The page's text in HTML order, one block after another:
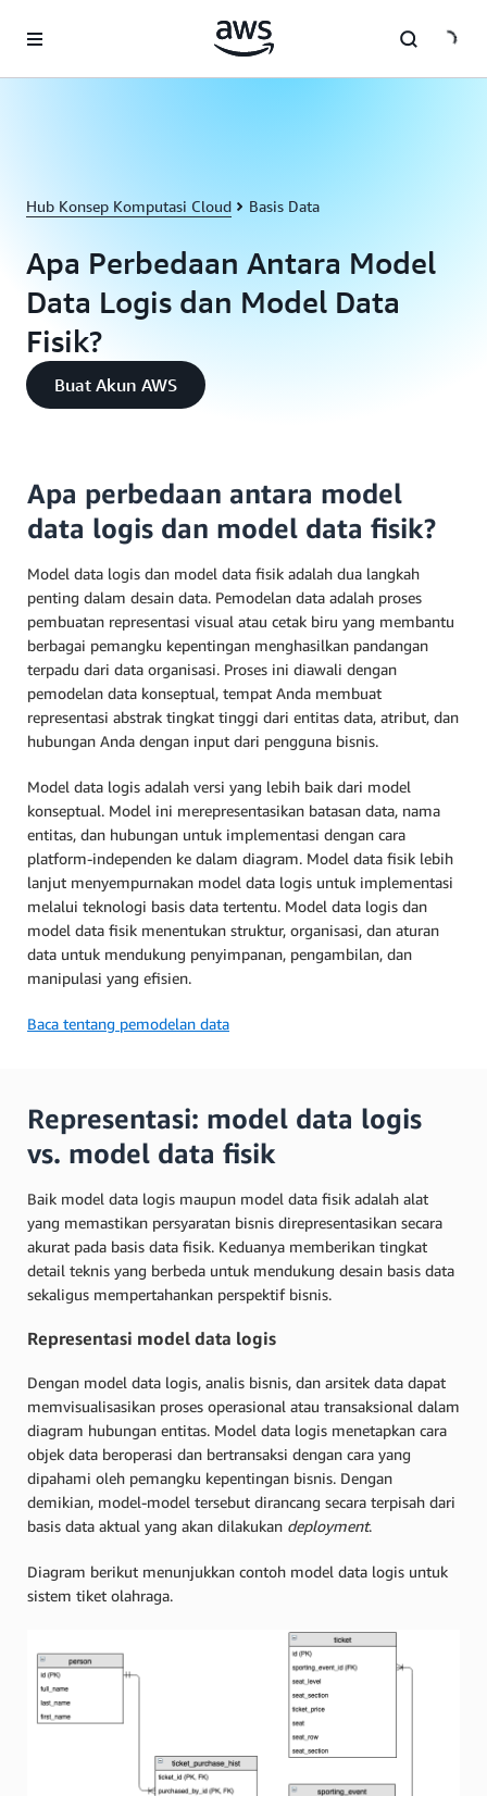
Hub Konsep Komputasi Cloud Basis Data
Apa Perbedaan Antara Model
Data Logis dan Model Data
Fisik?
Buat Akun AWS
Apa perbedaan antara model
data logis dan model data fisik?
Model data logis dan model data fisik adalah dua langkah
penting dalam desain data. Pemodelan data adalah proses
pembuatan representasi visual atau cetak biru yang membantu
berbagai pemangku kepentingan menghasilkan pandangan
terpadu dari data organisasi. Proses ini diawali dengan
pemodelan data konseptual, tempat Anda membuat
representasi abstrak tingkat tinggi dari entitas data, atribut, dan
hubungan Anda dengan input dari pengguna bisnis.
Model data logis adalah versi yang lebih baik dari model
konseptual. Model ini merepresentasikan batasan data, nama
entitas, dan hubungan untuk implementasi dengan cara
platform-independen ke dalam diagram. Model data fisik lebih
lanjut menyempurnakan model data logis untuk implementasi
melalui teknologi basis data tertentu. Model data logis dan
model data fisik menentukan struktur, organisasi, dan aturan
data untuk mendukung penyimpanan, pengambilan, dan
manipulasi yang efisien.
Baca tentang pemodelan data
Representasi: model data logis
vs. model data fisik
Baik model data logis maupun model data fisik adalah alat
yang memastikan persyaratan bisnis direpresentasikan secara
akurat pada basis data fisik. Keduanya memberikan tingkat
detail teknis yang berbeda untuk mendukung desain basis data
sekaligus mempertahankan perspektif bisnis.
Representasi model data logis
Dengan model data logis, analis bisnis, dan arsitek data dapat
memvisualisasikan proses operasional atau transaksional dalam
diagram hubungan entitas. Model data logis menetapkan cara
objek data beroperasi dan bertransaksi dengan cara yang
dipahami oleh pemangku kepentingan bisnis. Dengan
demikian, model-model tersebut dirancang secara terpisah dari
basis data aktual yang akan dilakukan deployment.
Diagram berikut menunjukkan contoh model data logis untuk
sistem tiket olahraga.